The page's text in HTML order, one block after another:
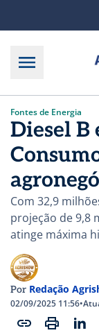
Fontes de Energia
Diesel B
Com 32,9
projeção de 9,8
atinge máxima
Por Redação
02/09/2025 11:56•